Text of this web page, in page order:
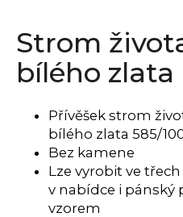
Strom
bílého zlata
Přívěšek strom
bílého zlata 585/
Bez kamene
Lze vyrobit ve
v nabídce i pánský
vzorem
j
í
t
HLEDAT